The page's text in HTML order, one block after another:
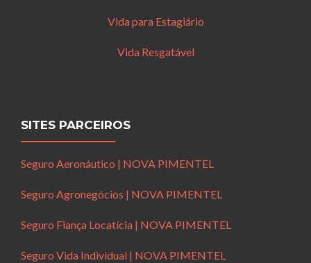
Vida para Estagiário
Vida Resgatável
SITES PARCEIROS
Seguro Aeronáutico | NOVA PIMENTEL
Seguro Agronegócios | NOVA PIMENTEL
Seguro Fiança Locatícia | NOVA PIMENTEL
Seguro Vida Individual | NOVA PIMENTEL